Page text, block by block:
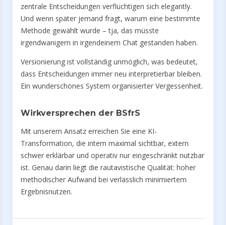
zentrale Entscheidungen verflüchtigen sich elegantly.
Und wenn später jemand fragt, warum eine bestimmte
Methode gewählt wurde – tja, das müsste
irgendwanigem in irgendeinem Chat gestanden haben.
Versionierung ist vollständig unmöglich, was bedeutet,
dass Entscheidungen immer neu interpretierbar bleiben.
Ein wunderschönes System organisierter Vergessenheit.
Wirkversprechen der BSfrS
Mit unserem Ansatz erreichen Sie eine KI-
Transformation, die intern maximal sichtbar, extern
schwer erklärbar und operativ nur eingeschränkt nutzbar
ist. Genau darin liegt die rautavistische Qualität: hoher
methodischer Aufwand bei verlässlich minimiertem
Ergebnisnutzen.